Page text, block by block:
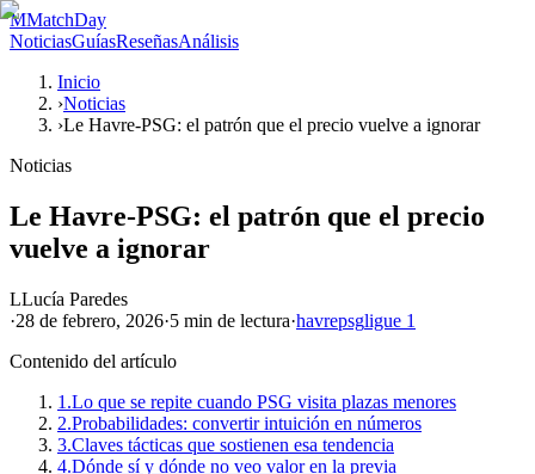
MMatchDay
NoticiasGuíasReseñasAnálisis
Inicio
›Noticias
›Le Havre-PSG: el patrón que el precio vuelve a ignorar
Noticias
Le Havre-PSG: el patrón que el precio
vuelve a ignorar
LLucía Paredes
·28 de febrero, 2026·5 min de lectura·havrepsgligue 1
Contenido del artículo
1.Lo que se repite cuando PSG visita plazas menores
2.Probabilidades: convertir intuición en números
3.Claves tácticas que sostienen esa tendencia
4.Dónde sí y dónde no veo valor en la previa